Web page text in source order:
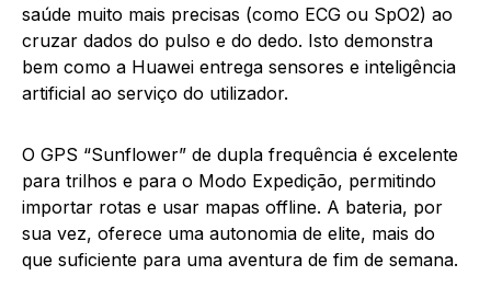
saúde muito mais precisas (como ECG ou SpO2) ao
cruzar dados do pulso e do dedo. Isto demonstra
bem como a Huawei entrega sensores e inteligência
artificial ao serviço do utilizador.
O GPS “Sunflower” de dupla frequência é excelente
para trilhos e para o Modo Expedição, permitindo
importar rotas e usar mapas offline. A bateria, por
sua vez, oferece uma autonomia de elite, mais do
que suficiente para uma aventura de fim de semana.